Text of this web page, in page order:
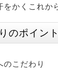
をかくこれか
のポイント
のこだわり